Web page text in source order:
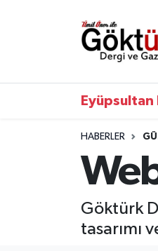
HABERLER
Göktürk
tasarımı
Anne Çocuk
EKONOMİ
Eyüpsultan Hava
Tüm Manşetler
Haber Arşivi